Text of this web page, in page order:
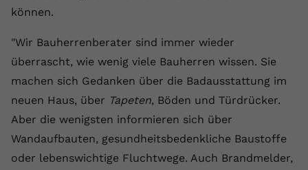
können.
"Wir Bauherrenberater sind immer wieder
überrascht, wie wenig viele Bauherren wissen. Sie
machen sich Gedanken über die Badausstattung im
neuen Haus, über Tapeten, Böden und Türdrücker.
Aber die wenigsten informieren sich über
Wandaufbauten, gesundheitsbedenkliche Baustoffe
oder lebenswichtige Fluchtwege. Auch Brandmelder,